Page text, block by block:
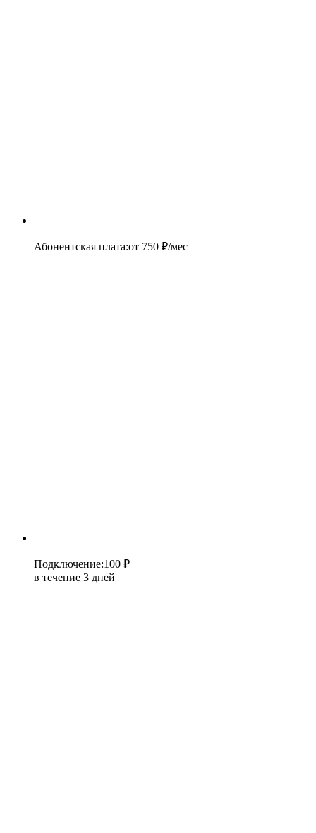
Абонентская плата:от 750 ₽/мес
Подключение:100 ₽
в течение 3 дней